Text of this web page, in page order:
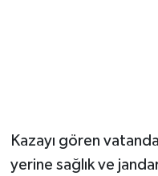
Kazayı gören
yerine sağlık ve